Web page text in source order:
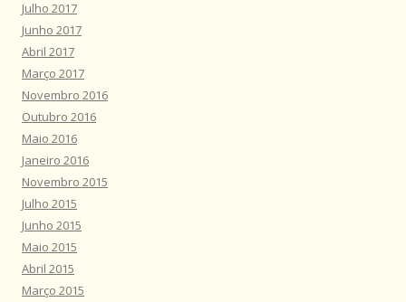
Julho 2017
Junho 2017
Abril 2017
Março 2017
Novembro 2016
Outubro 2016
Maio 2016
Janeiro 2016
Novembro 2015
Julho 2015
Junho 2015
Maio 2015
Abril 2015
Março 2015